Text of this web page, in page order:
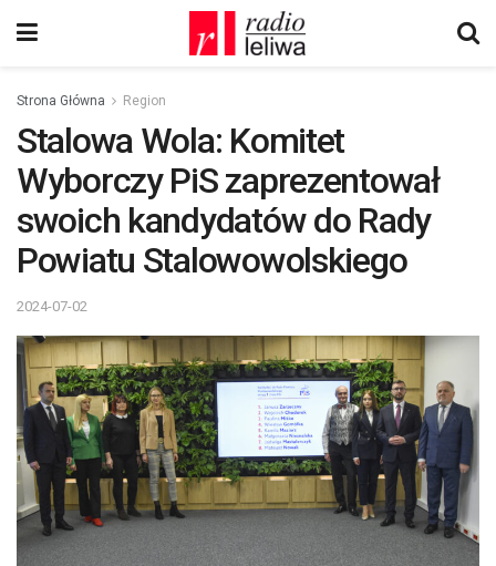
Strona Główna Region
Stalowa Wola: Komitet
Wyborczy PiS zaprezentował
swoich kandydatów do Rady
Powiatu Stalowowolskiego
2024-07-02